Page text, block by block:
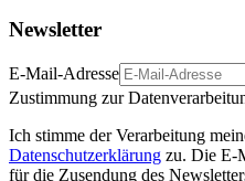
Newsletter
E-Mail-Adresse
Zustimmung zur
Ich stimme der Verarbeitung
Datenschutzerklärung zu. Die E-
für die Zusendung des